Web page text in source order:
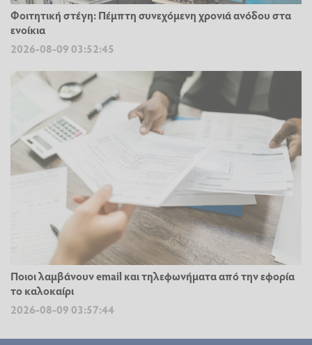
Φοιτητική στέγη: Πέμπτη συνεχόμενη χρονιά ανόδου στα
ενοίκια
2026-08-09 03:52:45
Ποιοι λαμβάνουν email και τηλεφωνήματα από την εφορία
το καλοκαίρι
2026-08-09 03:57:44